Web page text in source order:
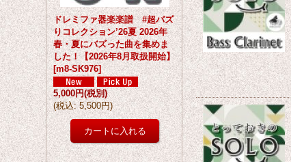
ドレミファ器楽楽譜 #超バズ
りコレクション’26夏 2026年
春・夏にバズった曲を集めま
した！【2026年8月取扱開始】
[m8-SK976]
5,000円(税別)
(税込: 5,500円)